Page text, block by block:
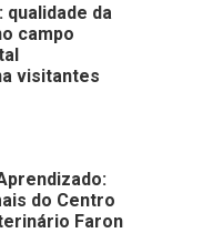
qualidade da
campo
visitantes
do Centro
Faron